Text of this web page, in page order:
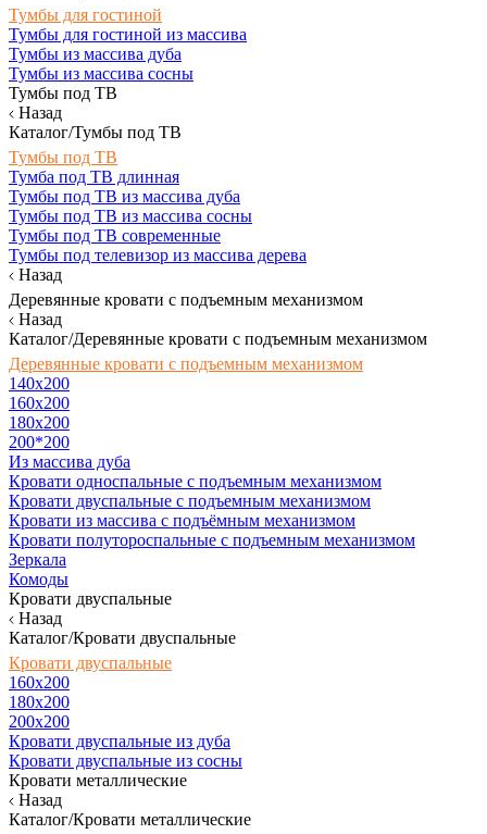
Тумбы для гостиной
Тумбы для гостиной из массива
Тумбы из массива дуба
Тумбы из массива сосны
Тумбы под ТВ
Назад
Каталог/Тумбы под ТВ
Тумбы под ТВ
Тумба под ТВ длинная
Тумбы под ТВ из массива дуба
Тумбы под ТВ из массива сосны
Тумбы под ТВ современные
Тумбы под телевизор из массива дерева
Назад
Деревянные кровати с подъемным механизмом
Назад
Каталог/Деревянные кровати с подъемным механизмом
Деревянные кровати с подъемным механизмом
140x200
160х200
180х200
200*200
Из массива дуба
Кровати односпальные с подъемным механизмом
Кровати двуспальные с подъемным механизмом
Кровати из массива с подъёмным механизмом
Кровати полутороспальные с подъемным механизмом
Зеркала
Комоды
Кровати двуспальные
Назад
Каталог/Кровати двуспальные
Кровати двуспальные
160х200
180x200
200x200
Кровати двуспальные из дуба
Кровати двуспальные из сосны
Кровати металлические
Назад
Каталог/Кровати металлические